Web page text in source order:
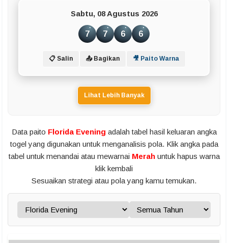
Sabtu, 08 Agustus 2026
7 7 6 6
📋 Salin 📤 Bagikan 🎥 Paito Warna
Lihat Lebih Banyak
Data paito Florida Evening adalah tabel hasil keluaran angka
togel yang digunakan untuk menganalisis pola. Klik angka pada
tabel untuk menandai atau mewarnai Merahuntuk hapus warna
klik kembali
Sesuaikan strategi atau pola yang kamu temukan.